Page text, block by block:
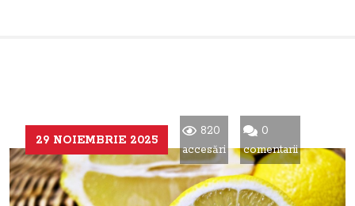
29 NOIEMBRIE 2025
820
accesări
0
comentarii